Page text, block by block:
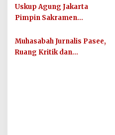
Sportivitas Jelang Piala
Dunia 2026
Uskup Agung Jakarta
Pimpin Sakramen
Raditya dan Klara Fidelia
Muhasabah Jurnalis Pasee,
Ruang Kritik dan